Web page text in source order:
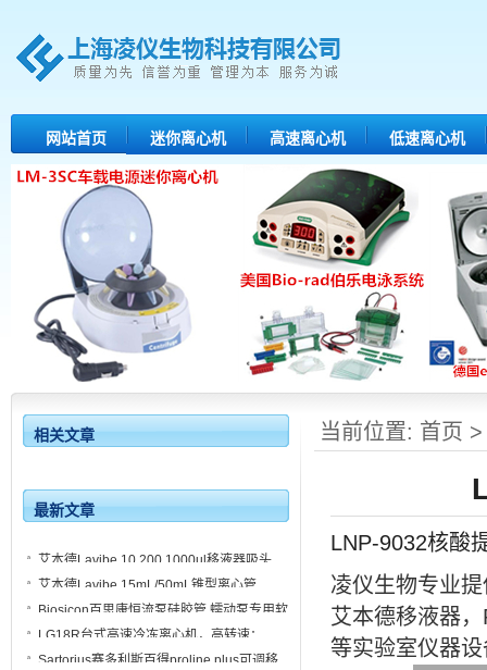
网站首页 迷你离心机 高速离心机 低速离心机
当前位置: 首页
LNP-9032核酸
凌仪生物专业
艾本德移液器
等实验室仪器
相关文章
最新文章
艾本德Lavibe 10,200,1000ul移液器吸头
2244010001, 2244010002, 2244010003
艾本德Lavibe 15mL/50mL锥型离心管
2244020001, 2244020002, 2244020003,
2244020004
Biosicon百思康恒流泵硅胶管 蠕动泵专用软
管
LG18R台式高速冷冻离心机，高转速：
18000转/分
Sartorius赛多利斯百得proline plus可调移